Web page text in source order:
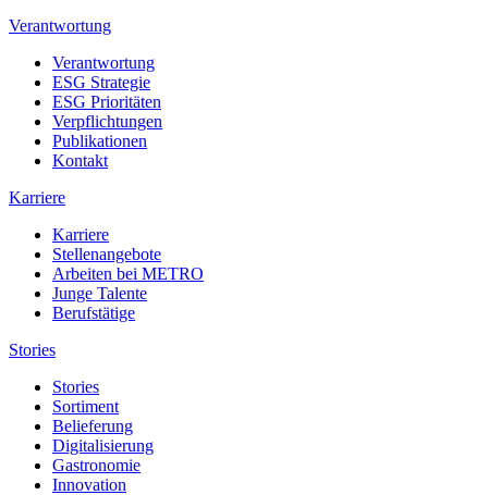
Verantwortung
Verantwortung
ESG Strategie
ESG Prioritäten
Verpflichtungen
Publikationen
Kontakt
Karriere
Karriere
Stellenangebote
Arbeiten bei METRO
Junge Talente
Berufstätige
Stories
Stories
Sortiment
Belieferung
Digitalisierung
Gastronomie
Innovation